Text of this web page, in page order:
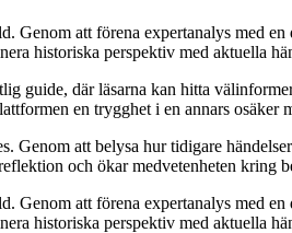
Genom att förena expertanalys med
historiska perspektiv med aktuella
guide, där läsarna kan hitta
en trygghet i en annars osäker
att belysa hur tidigare
och ökar medvetenheten kring
Genom att förena expertanalys med
historiska perspektiv med aktuella